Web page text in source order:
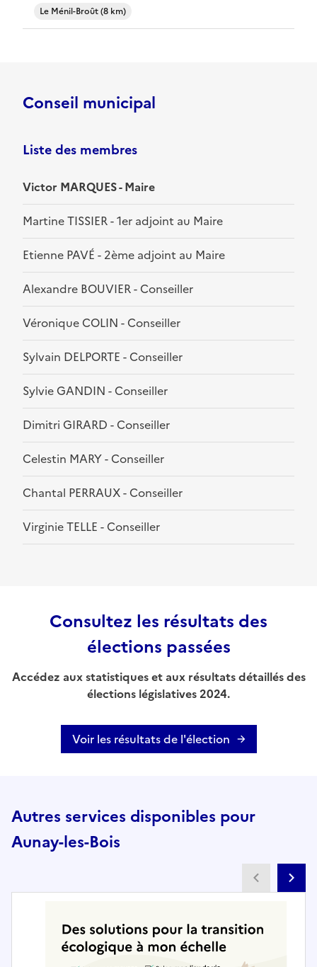
Le Ménil-Broût (8 km)
Conseil municipal
Liste des membres
Victor MARQUES - Maire
Martine TISSIER - 1er adjoint au Maire
Etienne PAVÉ - 2ème adjoint au Maire
Alexandre BOUVIER - Conseiller
Véronique COLIN - Conseiller
Sylvain DELPORTE - Conseiller
Sylvie GANDIN - Conseiller
Dimitri GIRARD - Conseiller
Celestin MARY - Conseiller
Chantal PERRAUX - Conseiller
Virginie TELLE - Conseiller
Consultez les résultats des
élections passées
Accédez aux statistiques et aux résultats détaillés des
élections législatives 2024.
Voir les résultats de l'élection
Autres services disponibles pour
Aunay-les-Bois